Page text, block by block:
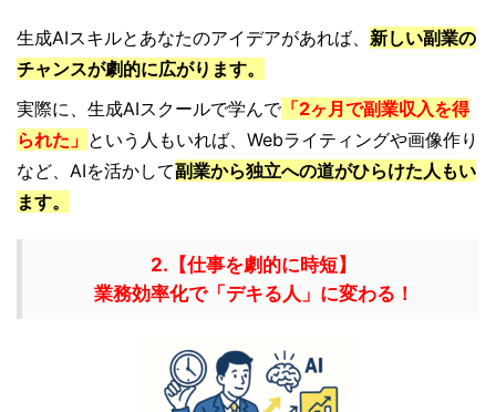
生成AIスキルとあなたのアイデアがあれば、 新しい副業の
チャンスが劇的に広がります。
実際に、生成AIスクールで学んで 「2ヶ月で副業収入を得
られた」 という人もいれば、Webライティングや画像作り
など、AIを活かして副業から独立への道がひらけた人もい
ます。
2.【仕事を劇的に時短】
業務効率化で「デキる人」に変わる！